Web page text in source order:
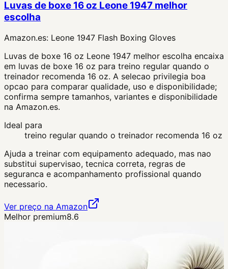
Luvas de boxe 16 oz Leone 1947 melhor
escolha
Amazon.es: Leone 1947 Flash Boxing Gloves
Luvas de boxe 16 oz Leone 1947 melhor escolha encaixa
em luvas de boxe 16 oz para treino regular quando o
treinador recomenda 16 oz. A selecao privilegia boa
opcao para comparar qualidade, uso e disponibilidade;
confirma sempre tamanhos, variantes e disponibilidade
na Amazon.es.
Ideal para
treino regular quando o treinador recomenda 16 oz
Ajuda a treinar com equipamento adequado, mas nao
substitui supervisao, tecnica correta, regras de
seguranca e acompanhamento profissional quando
necessario.
Ver preço na Amazon
Melhor premium8.6